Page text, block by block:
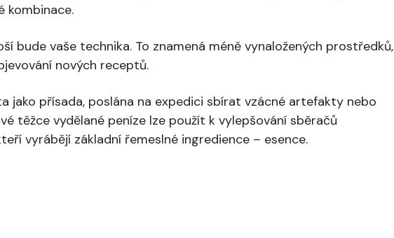
kombinace.
bude vaše technika. To znamená méně vynaložených prostředků,
nových receptů.
jako přísada, poslána na expedici sbírat vzácné artefakty nebo
těžce vydělané peníze lze použít k vylepšování sběračů
vyrábějí základní řemeslné ingredience – esence.